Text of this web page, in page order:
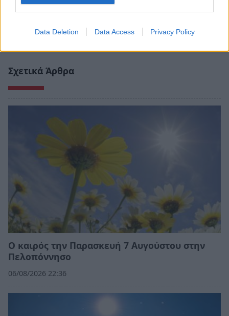
Data Deletion Data Access Privacy Policy
Σχετικά Άρθρα
Ο καιρός την Παρασκευή 7 Αυγούστου στην
Πελοπόννησο
06/08/2026 22:36